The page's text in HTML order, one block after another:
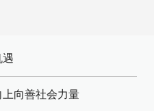
遇
向善社会力量